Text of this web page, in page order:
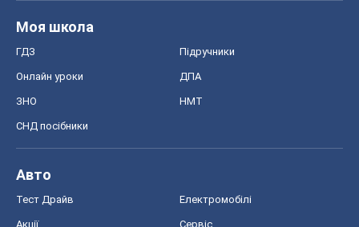
Моя школа
ГДЗ Підручники
Онлайн уроки ДПА
ЗНО НМТ
СНД посібники
Авто
Тест Драйв Електромобілі
Акції Сервіс